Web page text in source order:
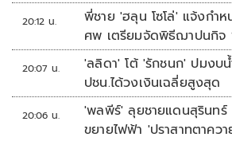
20:12 น.
พี่ชาย 'ฮลุน โซโล่' แจ้งกำ
ศพ เตรียมจัดพิธีฌาปนกิจ
20:07 น.
'ลลิดา' โต้ 'รักชนก' ปมงบ
ปชน.ได้วงเงินเฉลี่ยสูงสุด
20:06 น.
'พลพีร์' ลุยชายแดนสุรินทร์
ขยายไฟฟ้า 'ปราสาทตาคว